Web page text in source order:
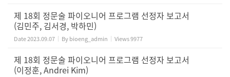
제 18회 정문술 파이오니어 프로그램 선정자 보고서
(김민주, 김서경, 박하민)
Date2023.09.07 Bybioeng_admin Views9977
제 18회 정문술 파이오니어 프로그램 선정자 보고서
(이정훈, Andrei Kim)